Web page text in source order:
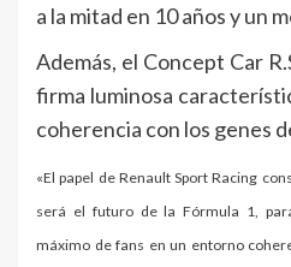
a la mitad en 10 años y un
Además, el Concept Car
firma luminosa
coherencia con los genes
«El papel de Renault Sport Racing
será el futuro de la Fórmula 1,
máximo de fans en un entorno